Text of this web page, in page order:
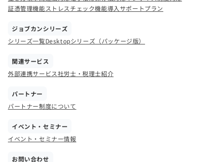
証憑管理機能ストレスチェック機能導入サポートプラン
ジョブカンシリーズ
シリーズ一覧Desktopシリーズ（パッケージ版）
関連サービス
外部連携サービス社労士・税理士紹介
パートナー
パートナー制度について
イベント・セミナー
イベント・セミナー情報
お問い合わせ